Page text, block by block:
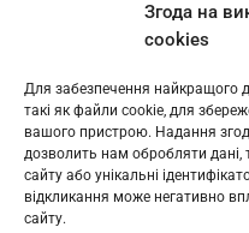
Згода на
cookies
Для забезпечення найкращого
такі як файли cookie, для
вашого пристрою. Надання
дозволить нам обробляти дані,
сайту або унікальні
відкликання може негативно
сайту.
: L11-01410
: L11-01801
Косів: L11-01805
Гарасимів: L11-02274